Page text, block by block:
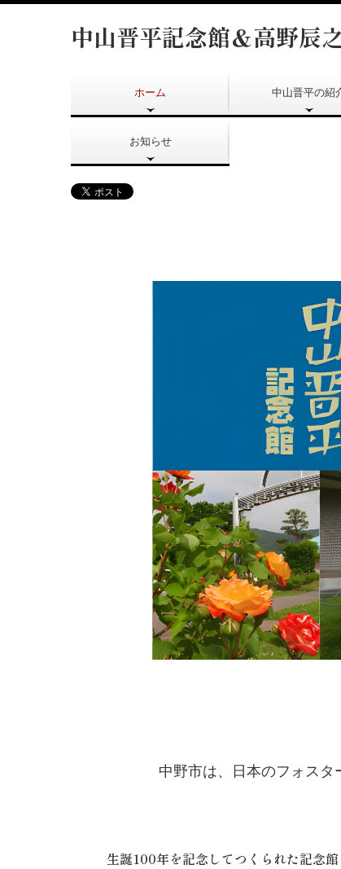
中山晋平記念館＆高野辰
ホーム 中山晋平の紹
お知らせ
中山晋平記念館
高野辰之記念館
中野市は、日本のフォスタ
生誕100年を記念してつくられた記念館に